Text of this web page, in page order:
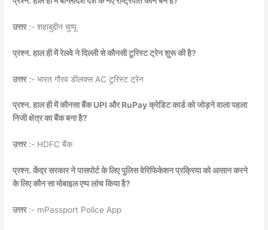
उत्तर:- शहाबुद्दीन चुप्पू
प्रश्न. हाल ही में रेलवे ने दिल्ली से कौनसी टूरिस्ट ट्रेन शुरू की है?
उत्तर:- भारत गौरव डीलक्स AC टूरिस्ट ट्रेन
प्रश्न. हाल ही में कौनसा बैंक UPI और RuPay क्रेडिट कार्ड को जोड़ने वाला पहला
निजी क्षेत्र का बैंक बना है?
उत्तर:- HDFC बैंक
प्रश्न. केंद्र सरकार ने पासपोर्ट के लिए पुलिस वेरिफिकेशन प्रक्रिया को आसान करने
के लिए कौन सा मोबाइल एप्प लांच किया है?
उत्तर:- mPassport Police App